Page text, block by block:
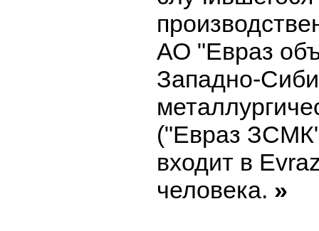
АО "Евраз
Западно-
("Евраз
входит в
человека. »